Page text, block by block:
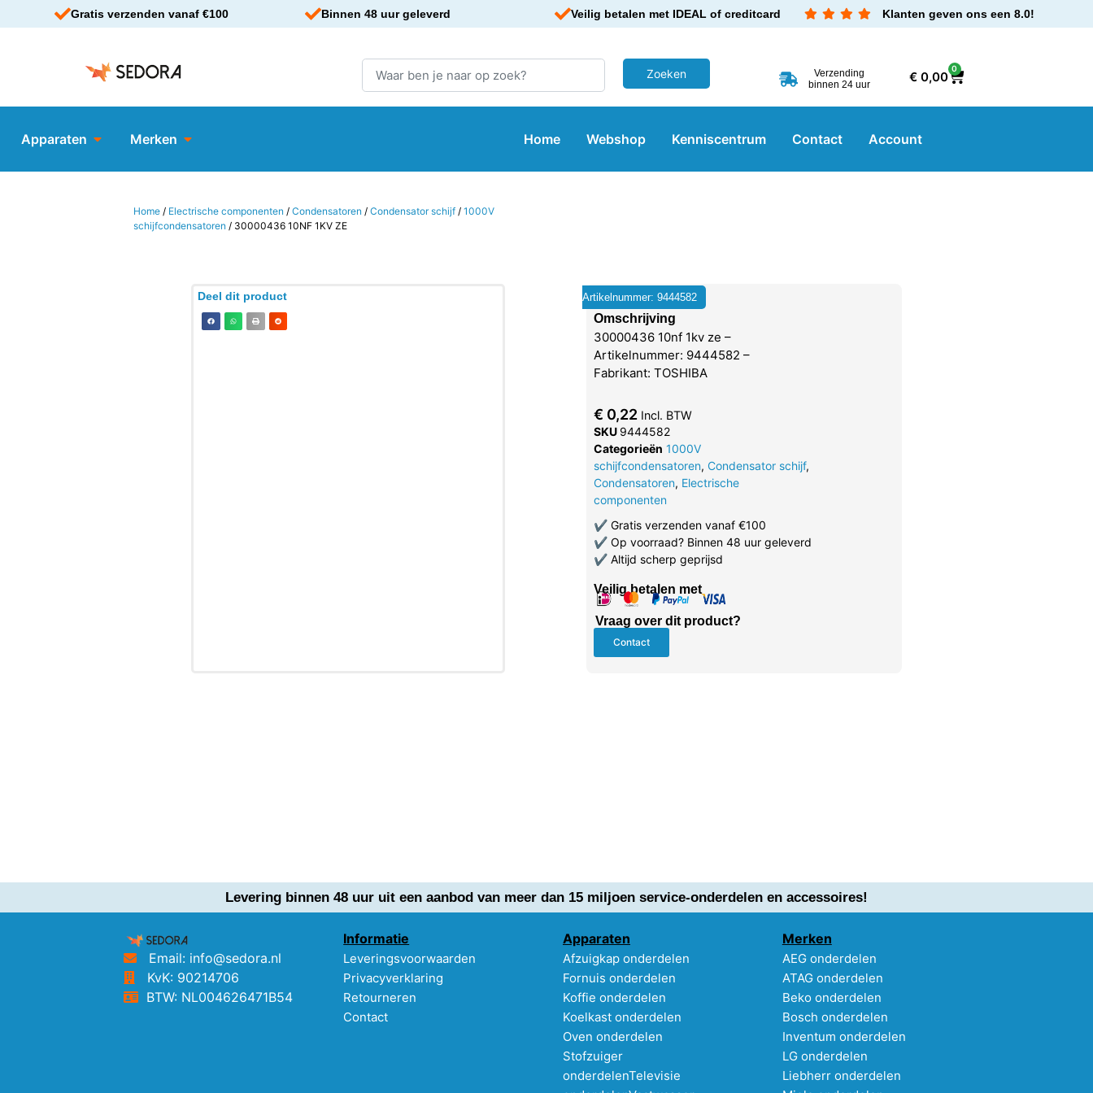
Gratis verzenden vanaf €100 Binnen 48 uur geleverd Veilig betalen met IDEAL of creditcard Klanten geven ons een 8.0!
Verzending
binnen 24 uur
€0,00
0
Apparaten Merken Home Webshop Kenniscentrum Contact Account
Home / Electrische componenten /Condensatoren /Condensator schijf /1000V
schijfcondensatoren / 30000436 10NF 1KV ZE
Deel dit product Artikelnummer: 9444582
Omschrijving
30000436 10nf 1kv ze –
Artikelnummer: 9444582 –
Fabrikant: TOSHIBA
€ 0,22 Incl. BTW
SKU 9444582
Categorieën 1000V
schijfcondensatoren, Condensator schijf,
Condensatoren, Electrische
componenten
✔Gratis verzenden vanaf €100
✔Op voorraad? Binnen 48 uur geleverd
✔Altijd scherp geprijsd
Veilig betalen met
Vraag over dit product?
Contact
Levering binnen 48 uur uit een aanbod van meer dan 15 miljoen service-onderdelen en accessoires!
Email: info@sedora.nl
KvK: 90214706
BTW: NL004626471B54
Informatie
Leveringsvoorwaarden
Privacyverklaring
Retourneren
Contact
Apparaten
Afzuigkap onderdelen
Fornuis onderdelen
Koffie onderdelen
Koelkast onderdelen
Oven onderdelen
Stofzuiger
onderdelenTelevisie
Merken
AEG onderdelen
ATAG onderdelen
Beko onderdelen
Bosch onderdelen
Inventum onderdelen
LG onderdelen
Liebherr onderdelen